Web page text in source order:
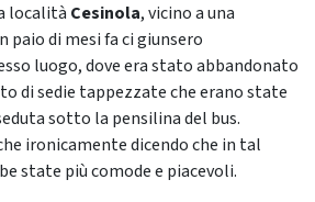
località Cesinola, vicino a una
paio di mesi fa ci giunsero
luogo, dove era stato abbandonato
di sedie tappezzate che erano state
sotto la pensilina del bus.
ironicamente dicendo che in tal
state più comode e piacevoli.